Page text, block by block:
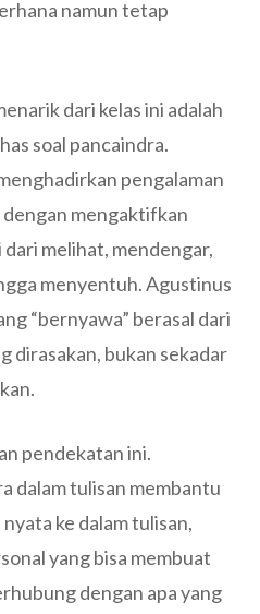
namun tetap
dari kelas ini adalah
soal pancaindra.
pengalaman
mengaktifkan
melihat, mendengar,
menyentuh. Agustinus
“bernyawa” berasal dari
dirasakan, bukan sekadar
pendekatan ini.
dalam tulisan membantu
ke dalam tulisan,
yang bisa membuat
dengan apa yang